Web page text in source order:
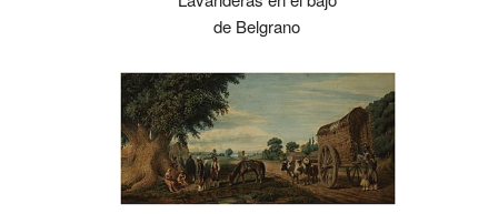
de Belgrano